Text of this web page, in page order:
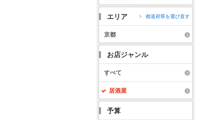
エリア 都道府県を選び直す
京都
お店ジャンル
すべて
居酒屋
予算